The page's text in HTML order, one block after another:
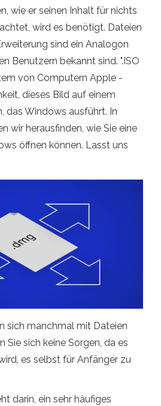
wie er seinen Inhalt für nichts
wird es benötigt. Dateien
sind ein Analogon
Benutzern bekannt sind. ".ISO
von Computern Apple -
dieses Bild auf einem
das Windows ausführt. In
wir herausfinden, wie Sie eine
öffnen können. Lasst uns
sich manchmal mit Dateien
Sie sich keine Sorgen, da es
es selbst für Anfänger zu
darin, ein sehr häufiges